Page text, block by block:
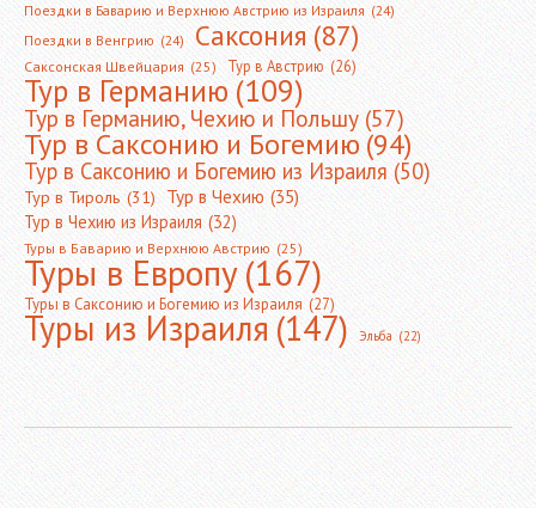
Поездки в Баварию и Верхнюю Австрию из Израиля (24)
Поездки в Венгрию (24) Саксония(87)
Саксонская Швейцария (25) Тур в Австрию (26)
Тур в Германию(109)
Тур в Германию, Чехию и Польшу (57)
Тур в Саксонию и Богемию(94)
Тур в Саксонию и Богемию из Израиля (50)
Тур в Тироль (31) Тур в Чехию (35)
Тур в Чехию из Израиля (32)
Туры в Баварию и Верхнюю Австрию (25)
Туры в Европу(167)
Туры в Саксонию и Богемию из Израиля (27)
Туры из Израиля(147) Эльба (22)